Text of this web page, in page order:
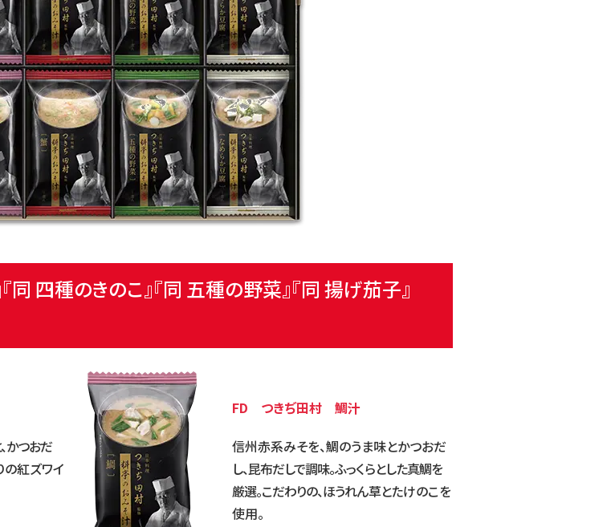
『同 四種のきのこ』『同 五種の野菜』『同 揚げ茄子』
かつおだ
の紅ズワイ
FD つきぢ田村 鯛汁
信州赤系みそを、鯛のうま味とかつおだ
し、昆布だしで調味。ふっくらとした真鯛を
厳選。こだわりの、ほうれん草とたけのこを
使用。